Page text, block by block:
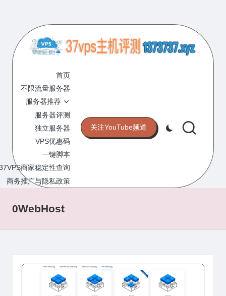
content
7
V
P
S
主
机
评
测
的
VPS
网
站
首页
不限流量服务器
服务器推荐
服务器评测
独立服务器
VPS优惠码
一键脚本
商家稳定性查询
商务推广与隐私政策
关注YouTube频道
0WebHost